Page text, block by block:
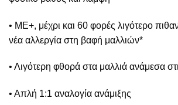
• ME+, μέχρι και 60 φορές λιγότερο
νέα αλλεργία στη βαφή μαλλιών*
• Λιγότερη φθορά στα μαλλιά ανάμεσα
• Απλή 1:1 αναλογία ανάμιξης